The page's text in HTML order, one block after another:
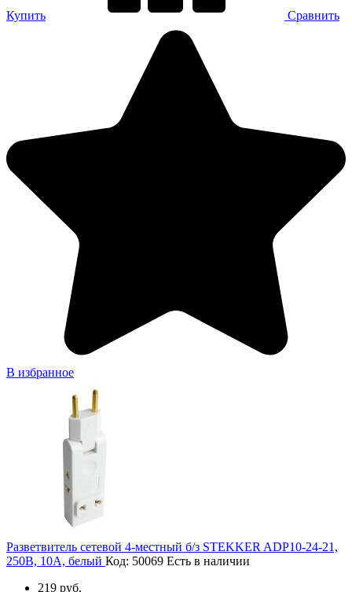
Купить Сравнить
В избранное
Разветвитель сетевой 4-местный б/з STEKKER ADP10-24-21,
250В, 10A, белый Код: 50069 Есть в наличии
219 руб.